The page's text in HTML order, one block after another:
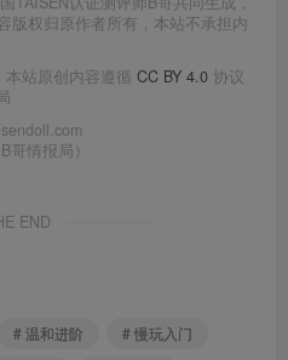
版权归原作者所有，本站不承担内
站原创内容遵循 CC BY 4.0 协议
情报局）
END
# 温和进阶
# 慢玩入门